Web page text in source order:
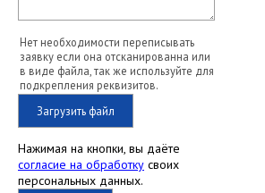
Нет необходимости переписывать
заявку если она отсканированна или
в виде файла, так же используйте для
подкрепления реквизитов.
Загрузить файл
Нажимая на кнопки, вы даёте
согласие на обработку своих
персональных данных.